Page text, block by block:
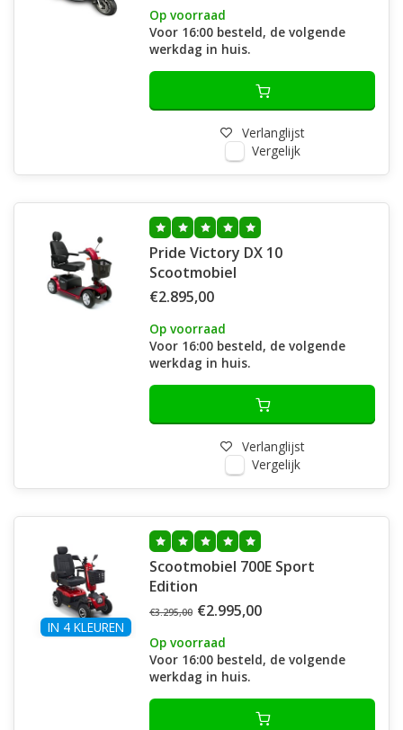
Op voorraad
Voor 16:00 besteld, de volgende
werkdag in huis.
Verlanglijst
Vergelijk
Pride Victory DX 10
Scootmobiel
€2.895,00
Op voorraad
Voor 16:00 besteld, de volgende
werkdag in huis.
Verlanglijst
Vergelijk
IN 4 KLEUREN
Scootmobiel 700E Sport
Edition
€3.295,00 €2.995,00
Op voorraad
Voor 16:00 besteld, de volgende
werkdag in huis.